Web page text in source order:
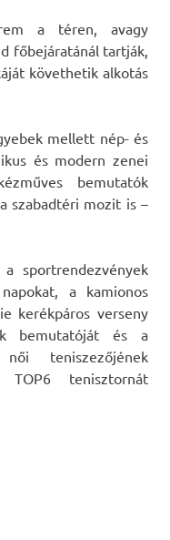
a téren, avagy
főbejáratánál tartják,
követhetik alkotás
mellett nép- és
és modern zenei
bemutatók
szabadtéri mozit is –
sportrendezvények
a kamionos
kerékpáros verseny
bemutatóját és a
teniszezőjének
TOP6 tenisztornát